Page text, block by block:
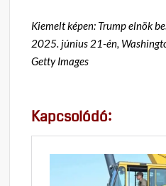
Kiemelt képen: Trump elnök
2025. június 21-én,
Getty Images
Kapcsolódó: